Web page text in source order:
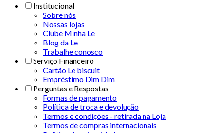
Institucional
Sobre nós
Nossas lojas
Clube Minha Le
Blog da Le
Trabalhe conosco
Serviço Financeiro
Cartão Le biscuit
Empréstimo Dim Dim
Perguntas e Respostas
Formas de pagamento
Política de troca e devolução
Termos e condições - retirada na Loja
Termos de compras internacionais